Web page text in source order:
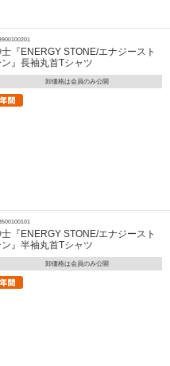
『ENERGY STONE/エナジースト
ン』長袖丸首Tシャツ
卸価格は会員のみ公開
『ENERGY STONE/エナジースト
ン』半袖丸首Tシャツ
卸価格は会員のみ公開